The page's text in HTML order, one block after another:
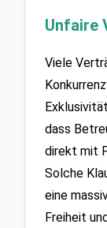
Unfaire
Viele
dass
direkt mit
Solche
eine
Freiheit